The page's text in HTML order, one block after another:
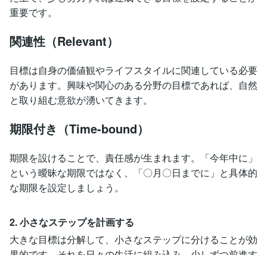
重要です。
関連性（Relevant）
目標は自身の価値観やライフスタイルに関連している必要
があります。興味や関心のある分野の目標であれば、自然
と取り組む意欲が湧いてきます。
期限付き（Time-bound）
期限を設けることで、責任感が生まれます。「今年中に」
という曖昧な期限ではなく、「〇月〇日までに」と具体的
な期限を設定しましょう。
2. 小さなステップを計画する
大きな目標は分解して、小さなステップに分けることが効